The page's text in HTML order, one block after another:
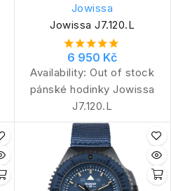
Jowissa
Jowissa J7.120.L
6 950 Kč
Availability: Out of stock
pánské hodinky Jowissa
J7.120.L